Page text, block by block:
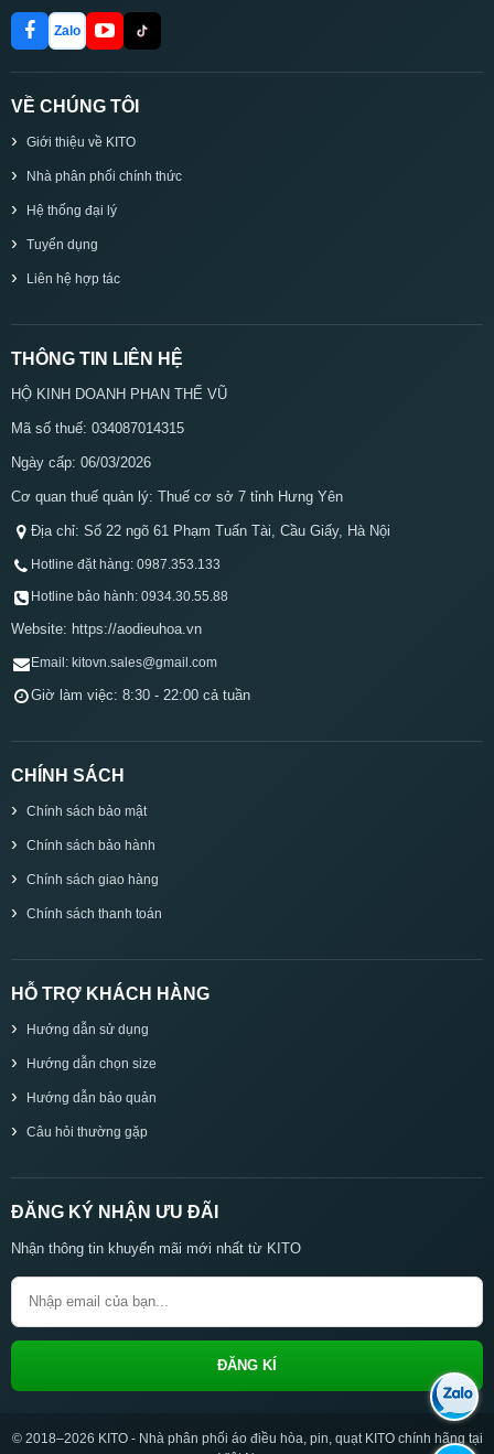
Zalo
VỀ CHÚNG TÔI
Giới thiệu về KITO
Nhà phân phối chính thức
Hệ thống đại lý
Tuyển dụng
Liên hệ hợp tác
THÔNG TIN LIÊN HỆ
HỘ KINH DOANH PHAN THẾ VŨ
Mã số thuế: 034087014315
Ngày cấp: 06/03/2026
Cơ quan thuế quản lý: Thuế cơ sở 7 tỉnh Hưng Yên
Địa chỉ: Số 22 ngõ 61 Phạm Tuấn Tài, Cầu Giấy, Hà Nội
Hotline đặt hàng: 0987.353.133
Hotline bảo hành: 0934.30.55.88
Website: https://aodieuhoa.vn
Email: kitovn.sales@gmail.com
Giờ làm việc: 8:30 - 22:00 cả tuần
CHÍNH SÁCH
Chính sách bảo mật
Chính sách bảo hành
Chính sách giao hàng
Chính sách thanh toán
HỖ TRỢ KHÁCH HÀNG
Hướng dẫn sử dụng
Hướng dẫn chọn size
Hướng dẫn bảo quản
Câu hỏi thường gặp
ĐĂNG KÝ NHẬN ƯU ĐÃI
Nhận thông tin khuyến mãi mới nhất từ KITO
ĐĂNG KÍ
© 2018–2026 KITO - Nhà phân phối áo điều hòa, pin, quạt KITO chính hãng tại